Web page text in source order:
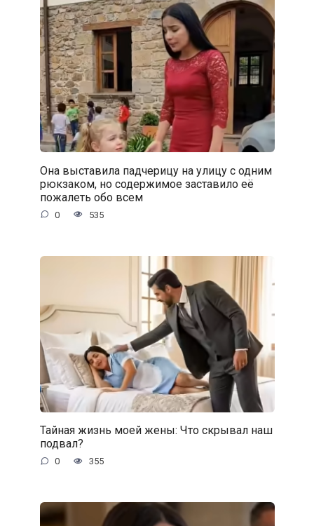
Она выставила падчерицу на улицу с одним
рюкзаком, но содержимое заставило её
пожалеть обо всем
0 535
Тайная жизнь моей жены: Что скрывал наш
подвал?
0 355